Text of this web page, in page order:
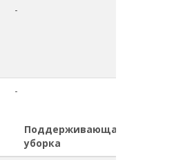
-
-
Поддерживающая
уборка